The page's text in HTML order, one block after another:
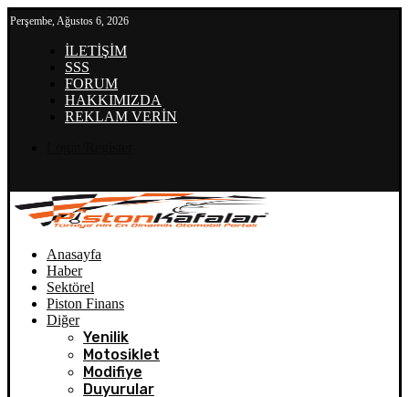
Perşembe, Ağustos 6, 2026
İLETİŞİM
SSS
FORUM
HAKKIMIZDA
REKLAM VERİN
Anasayfa
Haber
Sektörel
Piston Finans
Diğer
Yenilik
Motosiklet
Modifiye
Duyurular